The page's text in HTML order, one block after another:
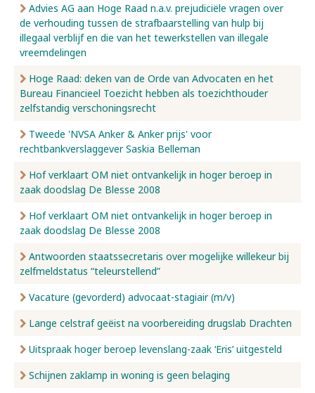
Advies AG aan Hoge Raad n.a.v. prejudiciële vragen over
de verhouding tussen de strafbaarstelling van hulp bij
illegaal verblijf en die van het tewerkstellen van illegale
vreemdelingen
Hoge Raad: deken van de Orde van Advocaten en het
Bureau Financieel Toezicht hebben als toezichthouder
zelfstandig verschoningsrecht
Tweede 'NVSA Anker & Anker prijs' voor
rechtbankverslaggever Saskia Belleman
Hof verklaart OM niet ontvankelijk in hoger beroep in
zaak doodslag De Blesse 2008
Hof verklaart OM niet ontvankelijk in hoger beroep in
zaak doodslag De Blesse 2008
Antwoorden staatssecretaris over mogelijke willekeur bij
zelfmeldstatus “teleurstellend”
Vacature (gevorderd) advocaat-stagiair (m/v)
Lange celstraf geëist na voorbereiding drugslab Drachten
Uitspraak hoger beroep levenslang-zaak ‘Eris’ uitgesteld
Schijnen zaklamp in woning is geen belaging